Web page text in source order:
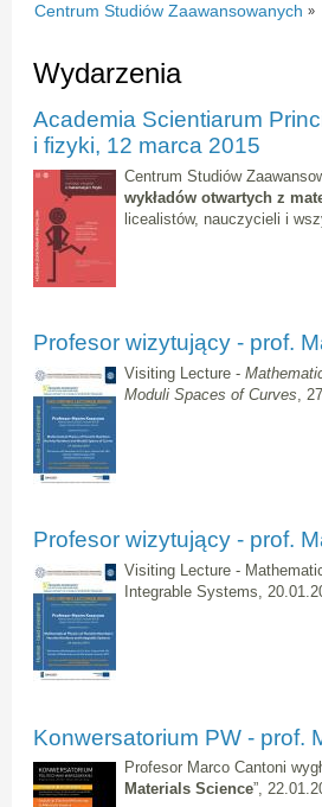
Centrum Studiów Zaawansowanych »
Wydarzenia
Academia Scientiarum
i fizyki, 12 marca 2015
Centrum Studiów
wykładów otwartych z
licealistów, nauczycieli i
Profesor wizytujący - prof.
Visiting Lecture -
Moduli Spaces of Curves ,
Profesor wizytujący - prof.
Visiting Lecture -
Integrable Systems,
Konwersatorium PW - prof.
Profesor Marco Cantoni
Materials Science”,